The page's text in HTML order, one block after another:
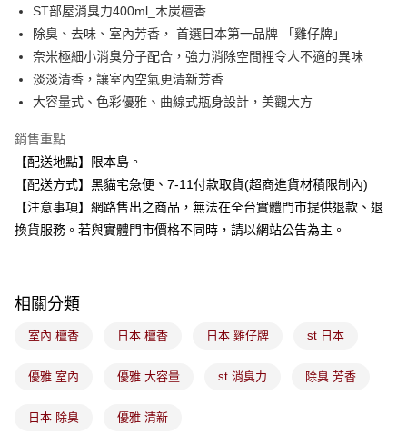
街口支付
悠遊付
Google Pay
【大哥付你分期使用說明】
1.本服務由台灣大哥大提供，台灣大哥大用戶可立即使用無須另外申請。
2.付款方式選擇「大哥付你分期」，訂單成立後會自動跳轉到大哥付的交易
4.訂單成立30分鐘內，如未前往確認交易或遇審核未通過，訂單將自動取
消。如遇「轉專審核」未通過狀況，表示未達大哥付你分期系統評分，恕無
【繳款方式說明】
醒簡訊。
ATM付款
每筆NT$100，滿NT$899(含以上)免運費
付款後全家取貨
每筆NT$100，滿NT$899(含以上)免運費
ST部屋消臭力400ml_木炭檀香
除臭、去味、室內芳香， 首選日本第一品牌 「雞仔牌」
奈米極細小消臭分子配合，強力消除空間裡令人不適的異味
淡淡清香，讓室內空氣更清新芳香
大容量式、色彩優雅、曲線式瓶身設計，美觀大方
銷售重點
【配送地點】限本島。
【配送方式】黑貓宅急便、7-11付款取貨(超商進貨材積限制內)
【注意事項】網路售出之商品，無法在全台實體門市提供退款、退
換貨服務。若與實體門市價格不同時，請以網站公告為主。
相關分類
室內 檀香 日本 檀香 日本 雞仔牌 st 日本
優雅 室內 優雅 大容量 st 消臭力 除臭 芳香
日本 除臭 優雅 清新